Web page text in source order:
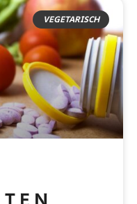
VEGETARISCH